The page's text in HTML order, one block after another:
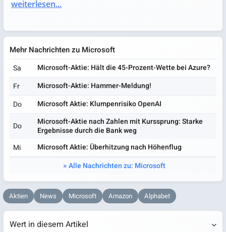
weiterlesen...
Mehr Nachrichten zu Microsoft
Sa
Microsoft-Aktie: Hält die 45-Prozent-Wette bei Azure?
Fr
Microsoft-Aktie: Hammer-Meldung!
Do
Microsoft Aktie: Klumpenrisiko OpenAI
Do
Microsoft-Aktie nach Zahlen mit Kurssprung: Starke
Ergebnisse durch die Bank weg
Mi
Microsoft Aktie: Überhitzung nach Höhenflug
Alle Nachrichten zu: Microsoft
Aktien News Microsoft Amazon Alphabet
Wert in diesem Artikel